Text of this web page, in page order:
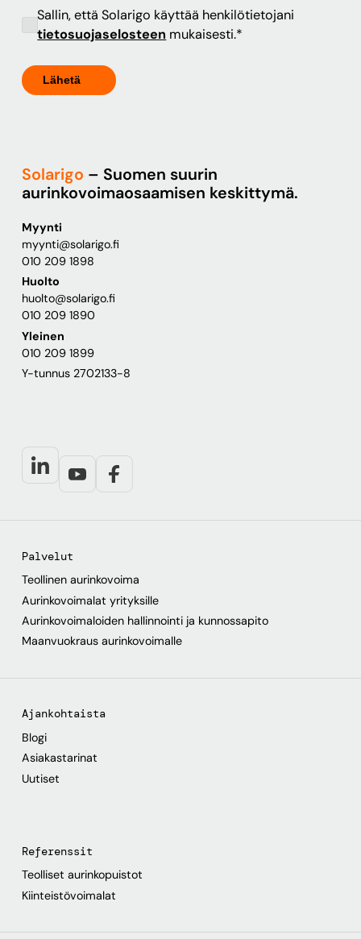
Sallin, että Solarigo käyttää henkilötietojani
tietosuojaselosteen mukaisesti.*
Solarigo – Suomen suurin
aurinkovoimaosaamisen keskittymä.
Myynti
myynti@solarigo.fi
010 209 1898
Huolto
huolto@solarigo.fi
010 209 1890
Yleinen
010 209 1899
Y-tunnus 2702133-8
Palvelut
Teollinen aurinkovoima
Aurinkovoimalat yrityksille
Aurinkovoimaloiden hallinnointi ja kunnossapito
Maanvuokraus aurinkovoimalle
Ajankohtaista
Blogi
Asiakastarinat
Uutiset
Referenssit
Teolliset aurinkopuistot
Kiinteistövoimalat